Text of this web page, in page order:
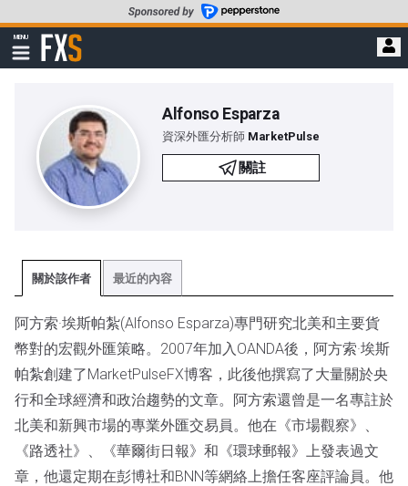
至
要
MENU
顯
示
FXStreet
Alfonso Esparza
資深外匯分析師 MarketPulse
關註
關於該作者 最近的內容
阿方索·埃斯帕紮(Alfonso Esparza)專門研究北美和主要貨
幣對的宏觀外匯策略。2007年加入OANDA後，阿方索·埃斯
帕紮創建了MarketPulseFX博客，此後他撰寫了大量關於央
行和全球經濟和政治趨勢的文章。阿方索還曾是一名專註於
北美和新興市場的專業外匯交易員。他在《市場觀察》、
《路透社》、《華爾街日報》和《環球郵報》上發表過文
章，他還定期在彭博社和BNN等網絡上擔任客座評論員。他